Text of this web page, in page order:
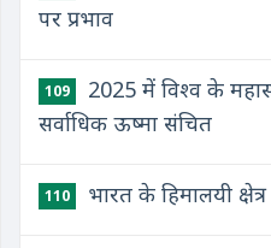
पर प्रभाव
109
2025 में विश्व के
सर्वाधिक ऊष्मा संचित
110 भारत के हिमालयी